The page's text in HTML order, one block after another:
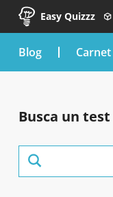
Easy Quizzz
blog Carnet
Busca un test